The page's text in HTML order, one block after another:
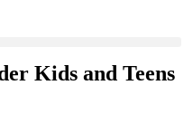
Kids and Teens